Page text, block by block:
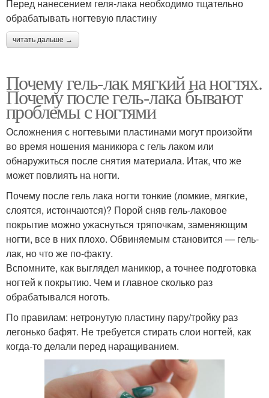
Перед нанесением геля-лака необходимо тщательно
обрабатывать ногтевую пластину
читать дальше →
Почему гель-лак мягкий на ногтях.
Почему после гель-лака бывают
проблемы с ногтями
Осложнения с ногтевыми пластинами могут произойти
во время ношения маникюра с гель лаком или
обнаружиться после снятия материала. Итак, что же
может повлиять на ногти.
Почему после гель лака ногти тонкие (ломкие, мягкие,
слоятся, истончаются)? Порой сняв гель-лаковое
покрытие можно ужаснуться тряпочкам, заменяющим
ногти, все в них плохо. Обвиняемым становится — гель-
лак, но что же по-факту.
Вспомните, как выглядел маникюр, а точнее подготовка
ногтей к покрытию. Чем и главное сколько раз
обрабатывался ноготь.
По правилам: нетронутую пластину пару/тройку раз
легонько бафят. Не требуется стирать слои ногтей, как
когда-то делали перед наращиванием.